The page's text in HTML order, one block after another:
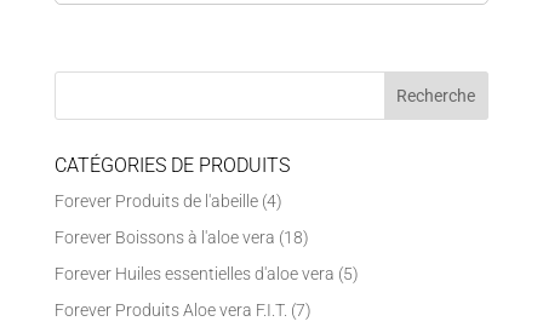
CATÉGORIES DE PRODUITS
Forever Produits de l'abeille (4)
Forever Boissons à l'aloe vera (18)
Forever Huiles essentielles d'aloe vera (5)
Forever Produits Aloe vera F.I.T. (7)